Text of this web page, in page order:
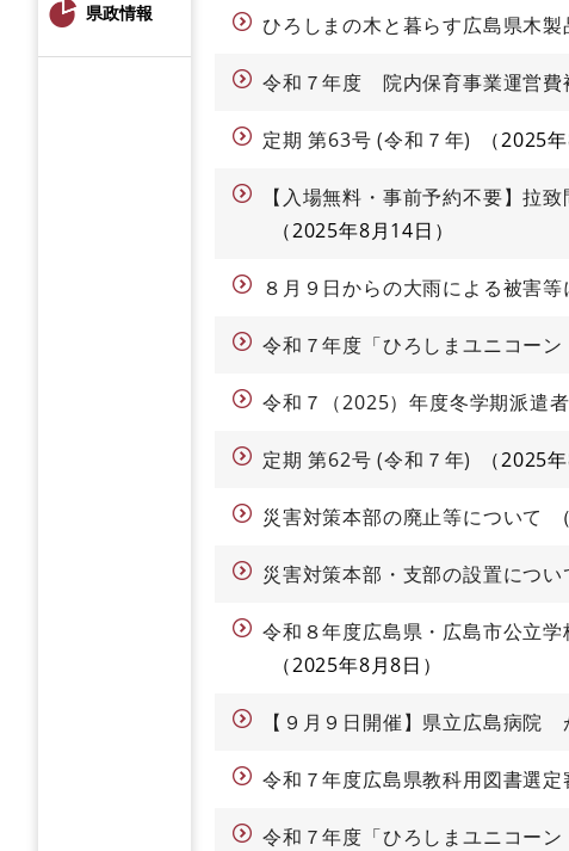
県政情報 ひろしまの木と暮らす広島県木
令和７年度 院内保育事業運営費
定期 第63号 (令和７年) 2025
【入場無料・事前予約不要】拉
2025年8月14日
８月９日からの大雨による被害等
令和７年度「ひろしまユニコー
令和７（2025）年度冬学期派
定期 第62号 (令和７年) 2025
災害対策本部の廃止等について
災害対策本部・支部の設置につい
令和８年度広島県・広島市公立
2025年8月8日
【９月９日開催】県立広島病院
令和７年度広島県教科用図書選定
令和７年度「ひろしまユニコー